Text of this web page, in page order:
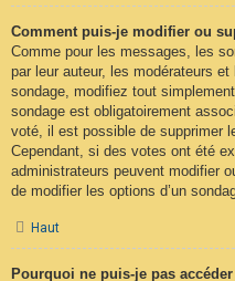
Comment puis-je modifier ou
Comme pour les messages, les
par leur auteur, les modérateurs
sondage, modifiez tout
sondage est obligatoirement
voté, il est possible de supprimer
Cependant, si des votes ont été
administrateurs peuvent modifier
de modifier les options d’un
Haut
Pourquoi ne puis-je pas